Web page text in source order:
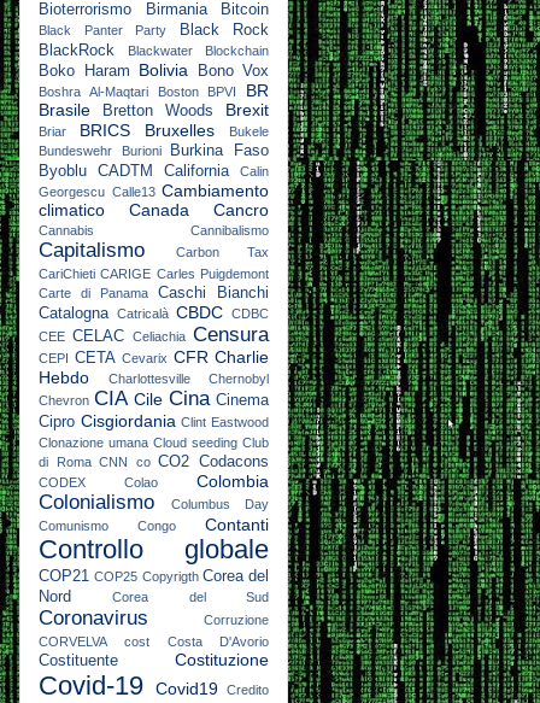
Bioterrorismo
Birmania Bitcoin
Black Panter Party
Black Rock
BlackRock
Blackwater Blockchain
Boko Haram Bolivia Bono Vox
Boshra Al-Maqtari Boston BPVI
BR
Brasile
Bretton Woods Brexit
Briar BRICS Bruxelles
Bukele
Bundeswehr
Burioni
Burkina Faso
Byoblu
CADTM California
Calin
Georgescu Calle13 Cambiamento
climatico
Canada Cancro
Cannabis Cannibalismo
Capitalismo
Carbon Tax
CariChieti CARIGE Carles Puigdemont
Carte di Panama
Caschi Bianchi
Catalogna Catricalà CBDC CDBC
CEE CELAC Celiachia Censura
CEPI CETA Cevarix CFR Charlie
Hebdo
Charlottesville
Chernobyl
Chevron CIA Cile Cina Cinema
Cipro Cisgiordania Clint Eastwood
Clonazione umana Cloud seeding Club
di Roma CNN co CO2 Codacons
CODEX Colao Colombia
Colonialismo
Columbus Day
Comunismo
Congo Contanti
Controllo globale
COP21 COP25 Copyrigth Corea del
Nord
Corea del Sud
Coronavirus
Corruzione
CORVELVA
cost Costa D'Avorio
Costituente Costituzione
Covid-19 Covid19
Credito